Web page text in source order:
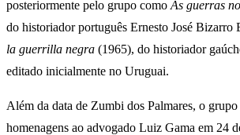
posteriormente pelo grupo como As guerras
do historiador português Ernesto José Bizarro
la guerrilla negra (1965), do historiador
editado inicialmente no Uruguai.
Além da data de Zumbi dos Palmares, o
homenagens ao advogado Luiz Gama em 24